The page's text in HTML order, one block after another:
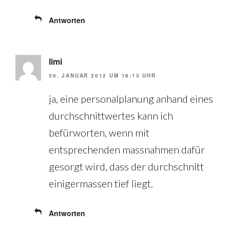
Antworten
limi
30. JANUAR 2012 UM 16:13 UHR
ja, eine personalplanung anhand eines
durchschnittwertes kann ich
befürworten, wenn mit
entsprechenden massnahmen dafür
gesorgt wird, dass der durchschnitt
einigermassen tief liegt.
Antworten